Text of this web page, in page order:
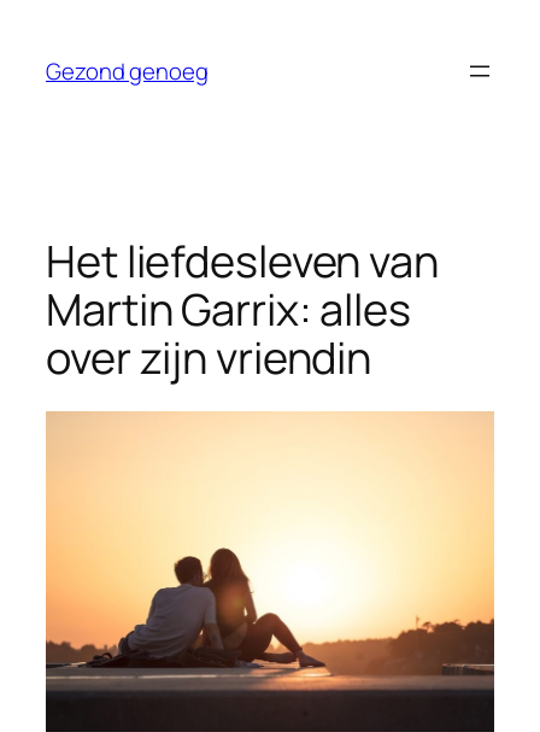
Gezond genoeg
Het liefdesleven van
Martin Garrix: alles
over zijn vriendin